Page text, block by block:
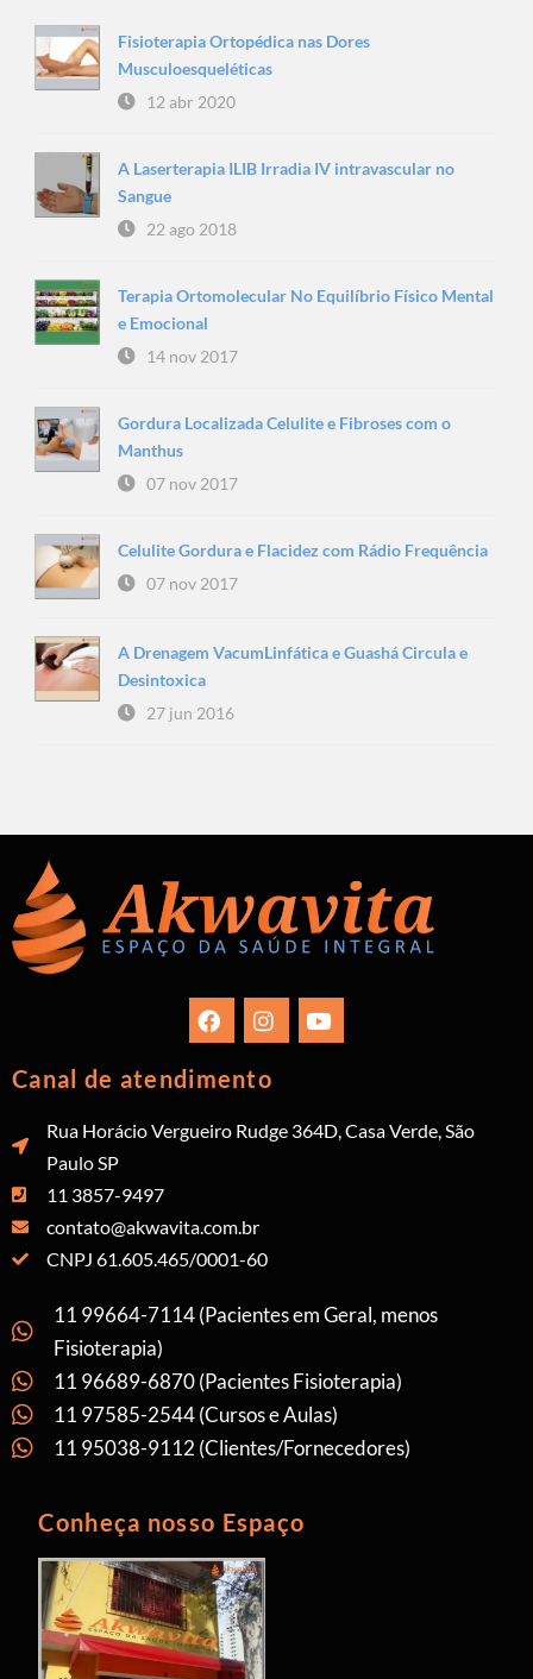
Fisioterapia Ortopédica nas Dores
Musculoesqueléticas
12 abr 2020
A Laserterapia ILIB Irradia IV intravascular no
Sangue
22 ago 2018
Terapia Ortomolecular No Equilíbrio Físico Mental
e Emocional
14 nov 2017
Gordura Localizada Celulite e Fibroses com o
Manthus
07 nov 2017
Celulite Gordura e Flacidez com Rádio Frequência
07 nov 2017
A Drenagem VacumLinfática e Guashá Circula e
Desintoxica
27 jun 2016
Canal de atendimento
Rua Horácio Vergueiro Rudge 364D, Casa Verde, São
Paulo SP
11 3857-9497
contato@akwavita.com.br
CNPJ 61.605.465/0001-60
11 99664-7114 (Pacientes em Geral, menos
Fisioterapia)
11 96689-6870 (Pacientes Fisioterapia)
11 97585-2544 (Cursos e Aulas)
11 95038-9112 (Clientes/Fornecedores)
Conheça nosso Espaço